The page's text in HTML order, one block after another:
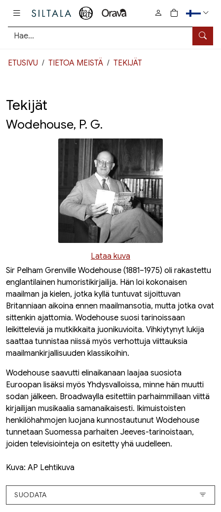
Hae
0
tuotetta
ETUSIVU TIETOA MEISTÄ TEKIJÄT
Tekijät
Wodehouse, P. G.
Lataa kuva
Sir Pelham Grenville Wodehouse (1881–1975) oli rakastettu
englantilainen humoristikirjailija. Hän loi kokonaisen
maailman ja kielen, jotka kyllä tuntuvat sijoittuvan
Britanniaan aikoina ennen maailmansotia, mutta jotka ovat
sittenkin ajattomia. Wodehouse suosi tarinoissaan
leikitteleviä ja mutkikkaita juonikuvioita. Vihkiytynyt lukija
saattaa tunnistaa niissä myös verhottuja viittauksia
maailmankirjallisuuden klassikoihin.
Wodehouse saavutti elinaikanaan laajaa suosiota
Euroopan lisäksi myös Yhdysvalloissa, minne hän muutti
sodan jälkeen. Broadwaylla esitettiin parhaimmillaan viittä
kirjailijan musikaalia samanaikaisesti. Ikimuistoisten
henkilöhahmojen luojana kunnostautunut Wodehouse
tunnetaan Suomessa parhaiten Jeeves-tarinoistaan,
joiden televisiointeja on esitetty yhä uudelleen.
Kuva: AP Lehtikuva
SUODATA